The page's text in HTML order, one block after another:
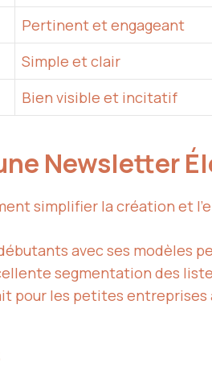
Pertinent et engageant
Simple et clair
Bien visible et incitatif
Newsletter
simplifier la création et
avec ses modèles
segmentation des
pour les petites